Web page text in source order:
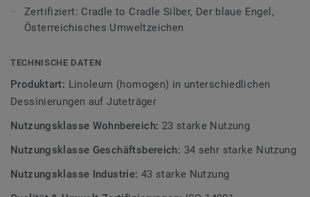
Bodenbelagskollektionen. Recyclingfähig auch nach dem
Gebrauch.
Mehr über unsere Sicherheitsbeläge erfahren:
Sicherheitsbeläge
Zertifiziert: Cradle to Cradle Silber, Der blaue Engel,
Österreichisches Umweltzeichen
TECHNISCHE DATEN
Produktart: Linoleum (homogen) in unterschiedlichen
Dessinierungen auf Juteträger
Nutzungsklasse Wohnbereich: 23 starke Nutzung
Nutzungsklasse Geschäftsbereich: 34 sehr starke Nutzung
Nutzungsklasse Industrie: 43 starke Nutzung